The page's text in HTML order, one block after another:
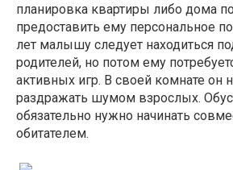
планировка квартиры либо дома
предоставить ему персональное
лет малышу следует находиться
родителей, но потом ему
активных игр. В своей комнате он
раздражать шумом взрослых.
обязательно нужно начинать
обитателем.